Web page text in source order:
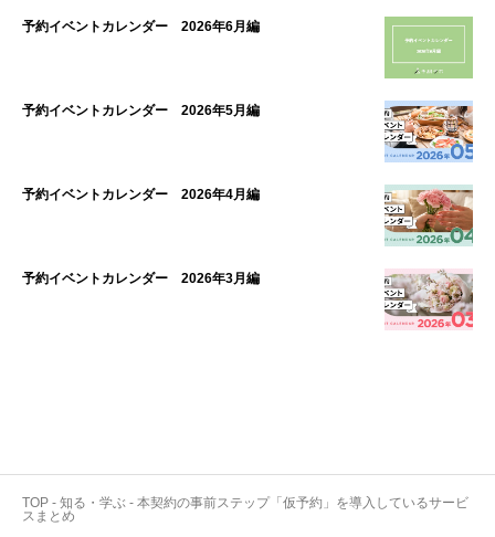
予約イベントカレンダー 2026年6月編
予約イベントカレンダー 2026年5月編
予約イベントカレンダー 2026年4月編
予約イベントカレンダー 2026年3月編
TOP - 知る・学ぶ - 本契約の事前ステップ「仮予約」を導入しているサービ
スまとめ